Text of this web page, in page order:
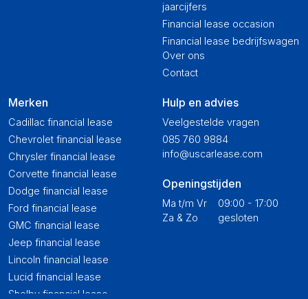
Merken
Cadillac financial lease
Chevrolet financial lease
Chrysler financial lease
Corvette financial lease
Dodge financial lease
Ford financial lease
GMC financial lease
Jeep financial lease
Lincoln financial lease
Lucid financial lease
Shelby financial lease
jaarcijfers
Financial lease occasion
Financial lease bedrijfswagen
Over ons
Contact
Hulp en advies
Veelgestelde vragen
085 760 9884
info@uscarlease.com
Openingstijden
Ma t/m Vr
09:00 - 17:00
Za & Zo
gesloten